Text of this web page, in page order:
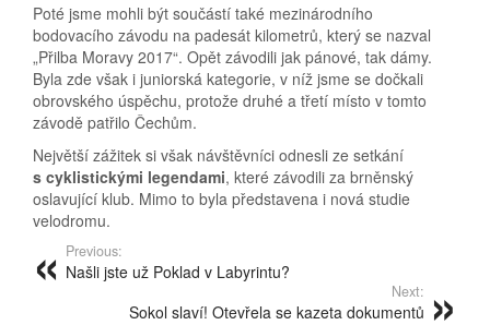
Poté jsme mohli být součástí také mezinárodního
bodovacího závodu na padesát kilometrů, který se nazval
„Přilba Moravy 2017“. Opět závodili jak pánové, tak dámy.
Byla zde však i juniorská kategorie, v níž jsme se dočkali
obrovského úspěchu, protože druhé a třetí místo v tomto
závodě patřilo Čechům.
Největší zážitek si však návštěvníci odnesli ze setkání
s cyklistickými legendami, které závodili za brněnský
oslavující klub. Mimo to byla představena i nová studie
velodromu.
Previous:
Našli jste už Poklad v Labyrintu?
Next:
Sokol slaví! Otevřela se kazeta dokumentů